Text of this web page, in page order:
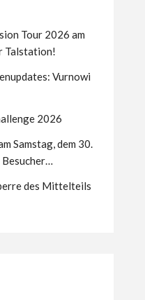
Tour 2026 am
Talstation!
Vurnowi
2026
Samstag, dem 30.
Besucher…
des Mittelteils